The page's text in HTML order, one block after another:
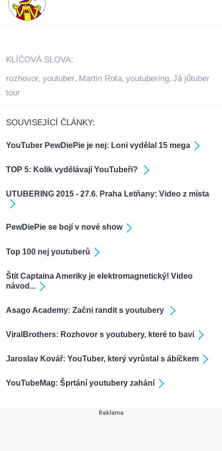
KLÍČOVÁ SLOVA:
rozhovor, youtuber, Martin Rota, youtubering, Já jůtuber
tour
SOUVISEJÍCÍ ČLÁNKY:
YouTuber PewDiePie je nej: Loni vydělal 15 mega
TOP 5: Kolik vydělávají YouTubeři?
UTUBERING 2015 - 27.6. Praha Letňany: Video z místa
PewDiePie se bojí v nové show
Top 100 nej youtuberů
Štít Captaina Ameriky je elektromagnetický! Video
návod...
Asago Academy: Začni randit s youtubery
ViralBrothers: Rozhovor s youtubery, které to baví
Jaroslav Kovář: YouTuber, který vyrůstal s ábíčkem
YouTubeMag: Šprtání youtubery zahání